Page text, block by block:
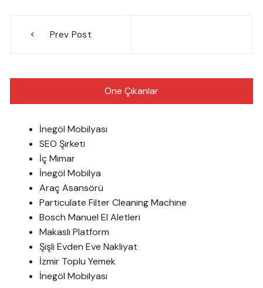
gezinmesi
Prev Post
Öne Çıkanlar
İnegöl Mobilyası
SEO Şirketi
İç Mimar
İnegöl Mobilya
Araç Asansörü
Particulate Filter Cleaning Machine
Bosch Manuel El Aletleri
Makaslı Platform
Şişli Evden Eve Nakliyat
İzmir Toplu Yemek
İnegöl Mobilyası